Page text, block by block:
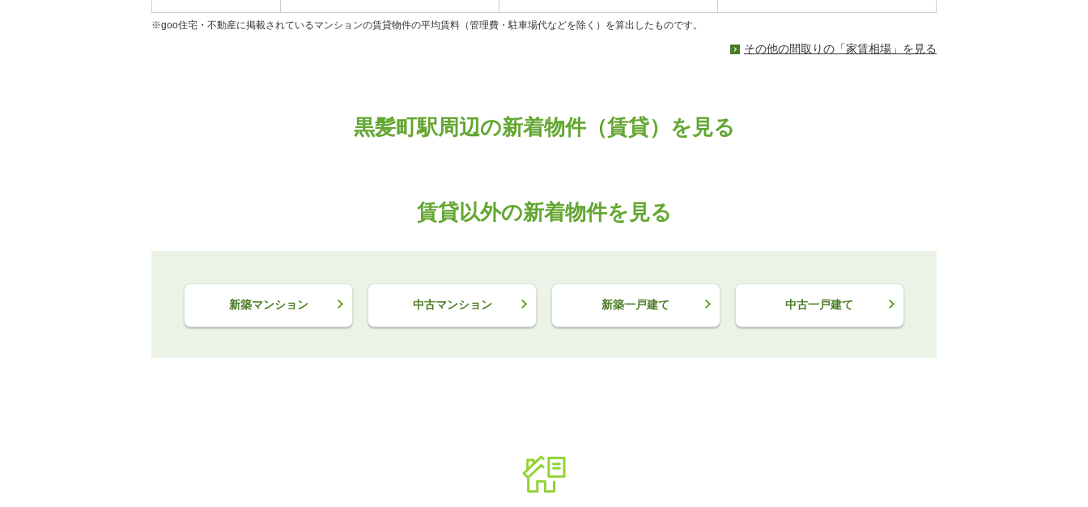
※goo住宅・不動産に掲載されているマンションの賃貸物件の平均賃料（管理費・駐車場代などを除く）を算出したものです。
その他の間取りの「家賃相場」を見る
黒髪町駅周辺の新着物件（賃貸）を見る
賃貸以外の新着物件を見る
新築マンション 中古マンション 新築一戸建て 中古一戸建て